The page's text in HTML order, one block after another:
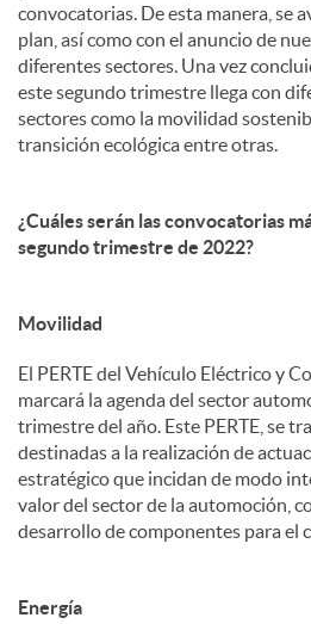
e
s
convocatorias. De esta manera, se
plan, así como con el anuncio de
diferentes sectores. Una vez
este segundo trimestre llega con
sectores como la movilidad
transición ecológica entre otras.
¿Cuáles serán las convocatorias
segundo trimestre de 2022?
Movilidad
El PERTE del Vehículo Eléctrico y
marcará la agenda del sector
trimestre del año. Este PERTE, se
destinadas a la realización de
estratégico que incidan de modo
valor del sector de la automoción,
desarrollo de componentes para el
Energía